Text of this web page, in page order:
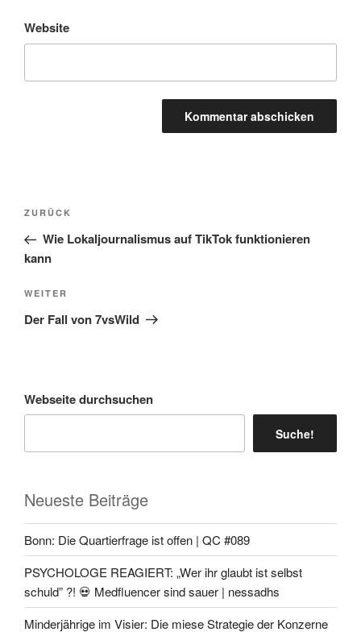
Website
Beitragsnavigation
Vorheriger
Beitrag
ZURÜCK
Wie Lokaljournalismus auf TikTok funktionieren
kann
Nächster
Beitrag
WEITER
Der Fall von 7vsWild
Webseite durchsuchen
Suche!
Neueste Beiträge
Bonn: Die Quartierfrage ist offen | QC #089
PSYCHOLOGE REAGIERT: „Wer ihr glaubt ist selbst
schuld” ?! 💀 Medfluencer sind sauer | nessadhs
Minderjährige im Visier: Die miese Strategie der Konzerne